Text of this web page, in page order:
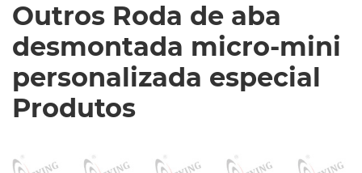
Outros Roda de aba
desmontada micro-mini
personalizada especial
Produtos